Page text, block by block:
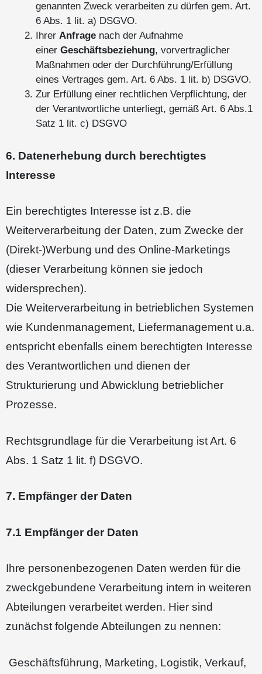
genannten Zweck verarbeiten zu dürfen gem. Art.
6 Abs. 1 lit. a) DSGVO.
Ihrer Anfrage nach der Aufnahme
einer Geschäftsbeziehung, vorvertraglicher
Maßnahmen oder der Durchführung/Erfüllung
eines Vertrages gem. Art. 6 Abs. 1 lit. b) DSGVO.
Zur Erfüllung einer rechtlichen Verpflichtung, der
der Verantwortliche unterliegt, gemäß Art. 6 Abs.1
Satz 1 lit. c) DSGVO
6. Datenerhebung durch berechtigtes
Interesse
Ein berechtigtes Interesse ist z.B. die
Weiterverarbeitung der Daten, zum Zwecke der
(Direkt-)Werbung und des Online-Marketings
(dieser Verarbeitung können sie jedoch
widersprechen).
Die Weiterverarbeitung in betrieblichen Systemen
wie Kundenmanagement, Liefermanagement u.a.
entspricht ebenfalls einem berechtigten Interesse
des Verantwortlichen und dienen der
Strukturierung und Abwicklung betrieblicher
Prozesse.
Rechtsgrundlage für die Verarbeitung ist Art. 6
Abs. 1 Satz 1 lit. f) DSGVO.
7. Empfänger der Daten
7.1 Empfänger der Daten
Ihre personenbezogenen Daten werden für die
zweckgebundene Verarbeitung intern in weiteren
Abteilungen verarbeitet werden. Hier sind
zunächst folgende Abteilungen zu nennen:
Geschäftsführung, Marketing, Logistik, Verkauf,